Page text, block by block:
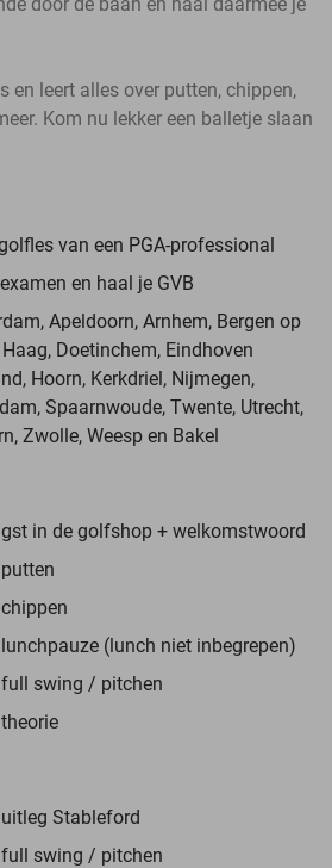
en leert alles over putten, chippen,
Kom nu lekker een balletje slaan
van een PGA-professional
en haal je GVB
Apeldoorn, Arnhem, Bergen op
Doetinchem, Eindhoven
Hoorn, Kerkdriel, Nijmegen,
Spaarnwoude, Twente, Utrecht,
Zwolle, Weesp en Bakel
in de golfshop + welkomstwoord
(lunch niet inbegrepen)
swing / pitchen
Stableford
swing / pitchen